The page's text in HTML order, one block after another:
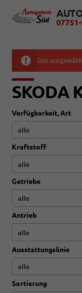
Das
SKODA
Verfügbarkeit, Art
Kraftstoff
Getriebe
Antrieb
Ausstattungslinie
Sortierung